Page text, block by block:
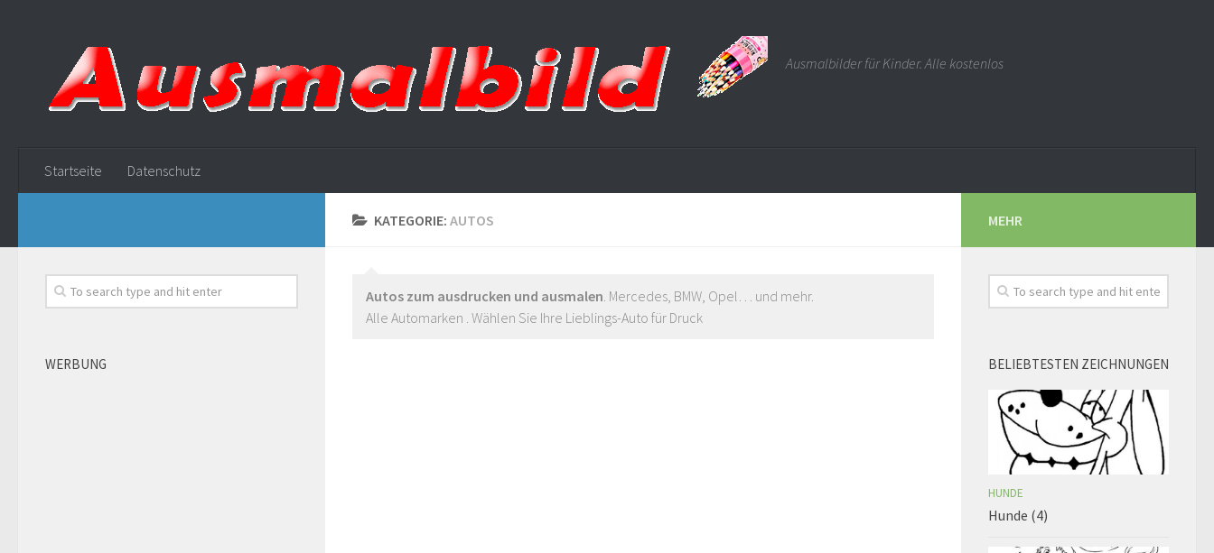
Ausmalbilder für Kinder. Alle kostenlos
Startseite Datenschutz
KATEGORIE: AUTOS
Autos zum ausdrucken und ausmalen. Mercedes, BMW, Opel… und mehr.
Alle Automarken . Wählen Sie Ihre Lieblings-Auto für Druck
WERBUNG
MEHR
BELIEBTESTEN ZEICHNUNGEN
HUNDE
Hunde (4)